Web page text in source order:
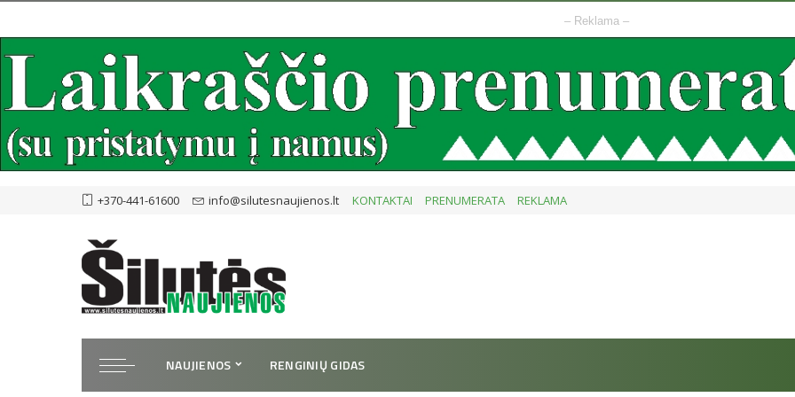
– Reklama –
+370-441-61600 info@silutesnaujienos.lt KONTAKTAI PRENUMERATA REKLAMA
NAUJIENOS RENGINIŲ GIDAS